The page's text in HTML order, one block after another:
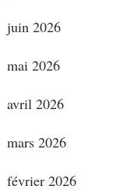
juin 2026
mai 2026
avril 2026
mars 2026
février 2026